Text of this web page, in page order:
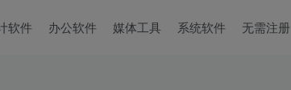
软件 办公软件 媒体工具 系统软件 无需注